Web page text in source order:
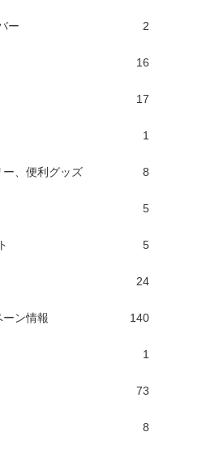
ー 2
16
17
1
、便利グッズ 8
5
5
24
ーン情報 140
1
73
8